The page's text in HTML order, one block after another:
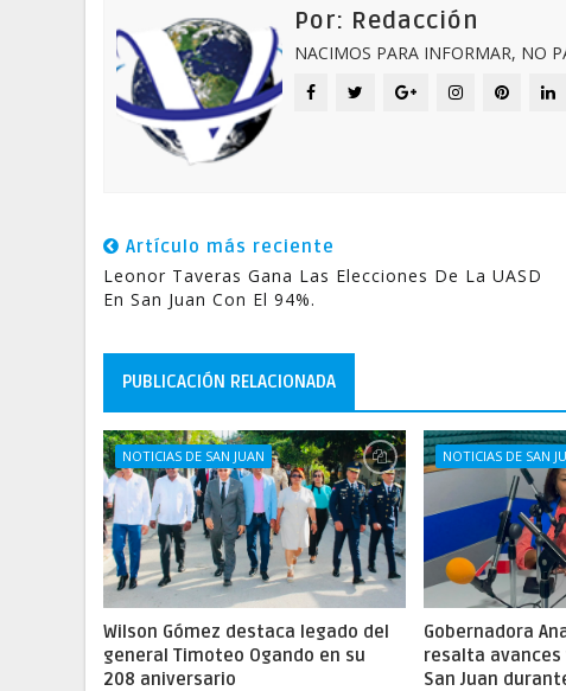
Por: Redacción
NACIMOS PARA INFORMAR, NO
Artículo más reciente
Leonor Taveras Gana Las Elecciones De La UASD
En San Juan Con El 94%.
PUBLICACIÓN RELACIONADA
NOTICIAS DE SAN JUAN
Wilson Gómez destaca legado del
general Timoteo Ogando en su
208 aniversario
NOTICIAS DE SAN
Gobernadora
resalta
San Juan